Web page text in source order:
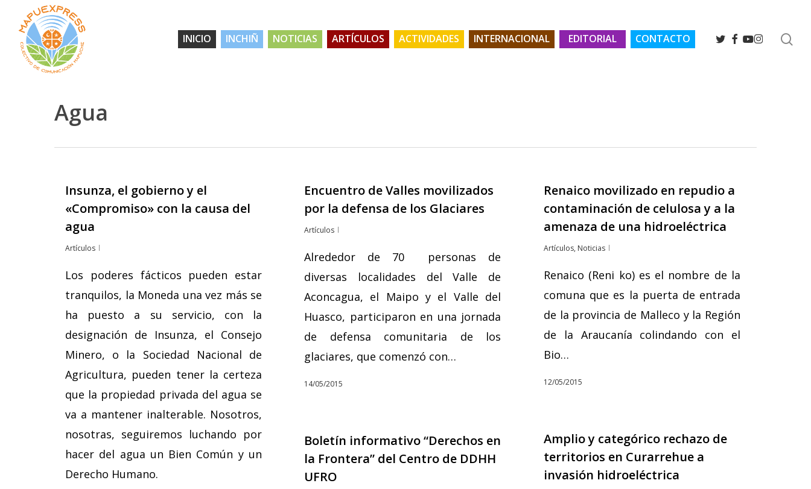
main
content
INICIO INCHIÑ NOTICIAS ARTÍCULOS ACTIVIDADES INTERNACIONAL EDITORIAL CONTACTO TWITTER
FACEBOOK
YOUTUBE
INSTAGRAM
Agua
Insunza, el gobierno y el
«Compromiso» con la causa del
agua
Artículos
Los poderes fácticos pueden estar
tranquilos, la Moneda una vez más se
ha puesto a su servicio, con la
designación de Insunza, el Consejo
Minero, o la Sociedad Nacional de
Agricultura, pueden tener la certeza
que la propiedad privada del agua se
va a mantener inalterable. Nosotros,
nosotras, seguiremos luchando por
hacer del agua un Bien Común y un
Derecho Humano.
Encuentro de Valles movilizados
por la defensa de los Glaciares
Artículos
Alrededor de 70 personas de
diversas localidades del Valle de
Aconcagua, el Maipo y el Valle del
Huasco, participaron en una jornada
de defensa comunitaria de los
glaciares, que comenzó con…
14/05/2015
Renaico movilizado en repudio a
contaminación de celulosa y a la
amenaza de una hidroeléctrica
Artículos, Noticias
Renaico (Reni ko) es el nombre de la
comuna que es la puerta de entrada
de la provincia de Malleco y la Región
de la Araucanía colindando con el
Bio…
12/05/2015
Amplio y categórico rechazo de
territorios en Curarrehue a
invasión hidroeléctrica
Boletín informativo “Derechos en
la Frontera” del Centro de DDHH
UFRO